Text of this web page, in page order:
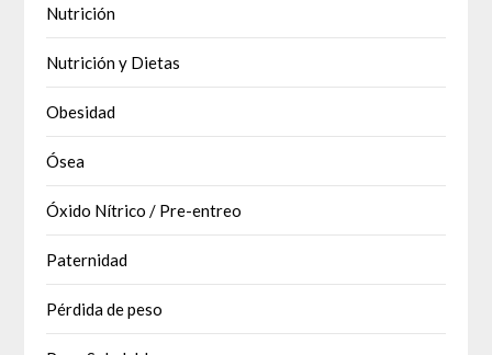
Nutrición
Nutrición y Dietas
Obesidad
Ósea
Óxido Nítrico / Pre-entreo
Paternidad
Pérdida de peso